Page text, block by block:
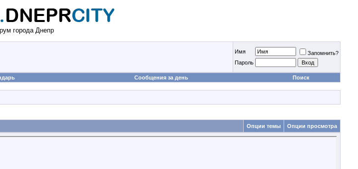
города Днепр
Имя
Запомнить?
Пароль
Сообщения за день Поиск
Опции темы Опции просмотра